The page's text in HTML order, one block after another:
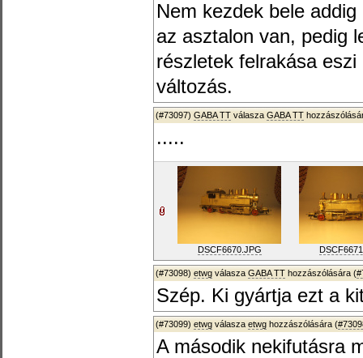
Nem kezdek bele
az asztalon van, pedig
részletek felrakása
változás.
(#73097) GABA TT válasza GABA TT
.....
DSCF6670.JPG
(#73098) etwg válasza GABA TT hozzászólására (
Szép. Ki gyártja ezt a
(#73099) etwg válasza etwg hozzászólására (
A második nekifutásra